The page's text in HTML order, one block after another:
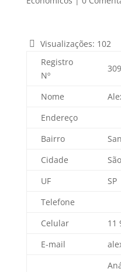
Visualizações: 102
Registro
Nº
Nome
Endereço
Bairro
Cidade
UF
SP
Telefone
Celular
11
E-mail